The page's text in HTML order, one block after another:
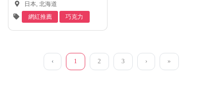
37%]，隨時滿足你對甜食的貪
響。
日本, 北海道
網紅推薦
巧克力
‹ 1 2 3 › »